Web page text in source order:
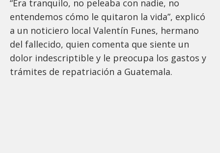
“Era tranquilo, no peleaba con nadie, no
entendemos cómo le quitaron la vida”, explicó
a un noticiero local Valentín Funes, hermano
del fallecido, quien comenta que siente un
dolor indescriptible y le preocupa los gastos y
trámites de repatriación a Guatemala.